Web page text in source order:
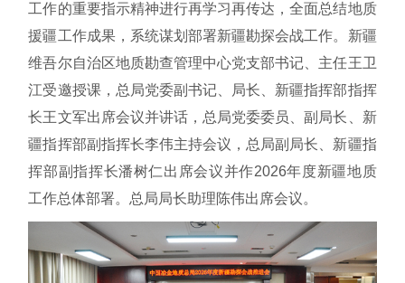
工作的重要指示精神进行再学习再传达，全面总结地质
援疆工作成果，系统谋划部署新疆勘探会战工作。新疆
维吾尔自治区地质勘查管理中心党支部书记、主任王卫
江受邀授课，总局党委副书记、局长、新疆指挥部指挥
长王文军出席会议并讲话，总局党委委员、副局长、新
疆指挥部副指挥长李伟主持会议，总局副局长、新疆指
挥部副指挥长潘树仁出席会议并作2026年度新疆地质
工作总体部署。总局局长助理陈伟出席会议。